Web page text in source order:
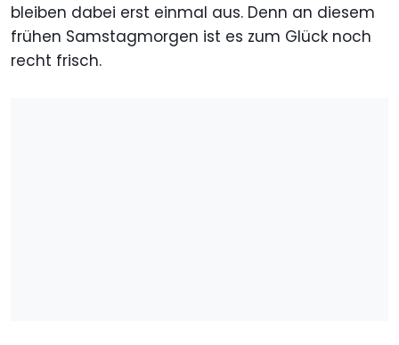
bleiben dabei erst einmal aus. Denn an diesem
frühen Samstagmorgen ist es zum Glück noch
recht frisch.